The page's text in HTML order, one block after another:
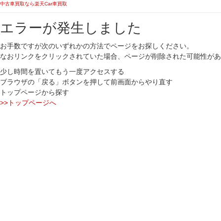
中古車買取なら楽天Car車買取
エラーが発生しました
お手数ですが次のいずれかの方法でページをお探しください。
なおリンクをクリックされていた場合、ページが削除された可能性が
少し時間を置いてもう一度アクセスする
ブラウザの「戻る」ボタンを押して前画面からやり直す
トップページから探す
>>トップページへ